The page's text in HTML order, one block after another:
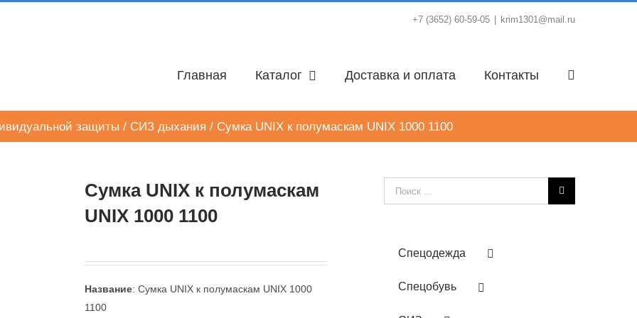
+7 (3652) 60-59-05 krim1301@mail.ru
Главная Каталог Доставка и оплата Контакты
защиты / СИЗ дыхания / Сумка UNIX к полумаскам UNIX 1000 1100
Сумка UNIX к полумаскам
UNIX 1000 1100
Название: Сумка UNIX к полумаскам UNIX 1000
1100
Результат
поиска:
Спецодежда
Спецобувь